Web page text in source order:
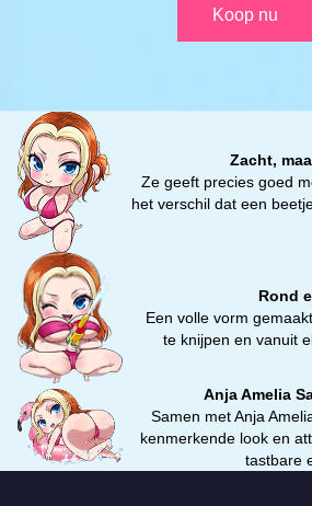
Koop nu
Zacht,
Ze geeft precies goed
het verschil dat een
Rond
Een volle vorm
te knijpen en vanuit
Anja Amelia
Samen met Anja
kenmerkende look en
tastbare